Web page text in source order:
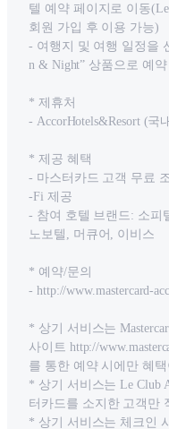
텔 예약 페이지로 이동
회원 가입 후 이용 가능)
- 여행지 및 여행 일정을
n & Night” 상품으로 예약
* 제휴처
- AccorHotels&Resort (
* 제공 혜택
- 마스터카드 고객 무료
-Fi 제공
- 참여 호텔 브랜드: 소피
노보텔, 머큐어, 이비스
* 예약/문의
- http://www.mastercard-
* 상기 서비스는
사이트 http://
를 통한 예약 시에만 혜
* 상기 서비스는 Le Club
터카드를 소지한 고객만
* 상기 서비스는 체크인